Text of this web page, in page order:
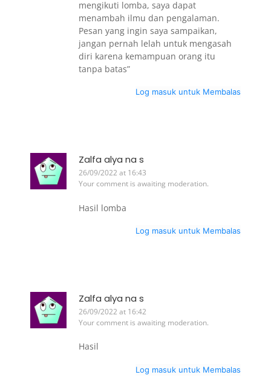
mengikuti lomba, saya dapat
menambah ilmu dan pengalaman.
Pesan yang ingin saya sampaikan,
jangan pernah lelah untuk mengasah
diri karena kemampuan orang itu
tanpa batas”
Log masuk untuk Membalas
Zalfa alya na s
26/09/2022 at 16:43
Your comment is awaiting moderation.
Hasil lomba
Log masuk untuk Membalas
Zalfa alya na s
26/09/2022 at 16:42
Your comment is awaiting moderation.
Hasil
Log masuk untuk Membalas